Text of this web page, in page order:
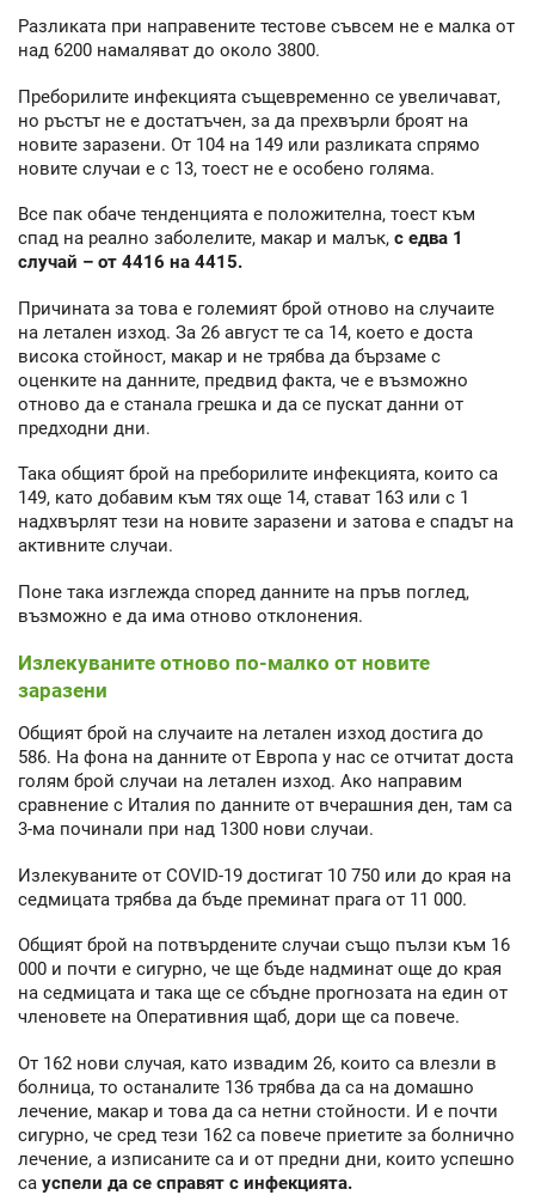
Разликата при направените тестове съвсем не е малка от
над 6200 намаляват до около 3800.
Преборилите инфекцията същевременно се увеличават,
но ръстът не е достатъчен, за да прехвърли броят на
новите заразени. От 104 на 149 или разликата спрямо
новите случаи е с 13, тоест не е особено голяма.
Все пак обаче тенденцията е положителна, тоест към
спад на реално заболелите, макар и малък, с едва 1
случай – от 4416 на 4415.
Причината за това е големият брой отново на случаите
на летален изход. За 26 август те са 14, което е доста
висока стойност, макар и не трябва да бързаме с
оценките на данните, предвид факта, че е възможно
отново да е станала грешка и да се пускат данни от
предходни дни.
Така общият брой на преборилите инфекцията, които са
149, като добавим към тях още 14, стават 163 или с 1
надхвърлят тези на новите заразени и затова е спадът на
активните случаи.
Поне така изглежда според данните на пръв поглед,
възможно е да има отново отклонения.
Излекуваните отново по-малко от новите
заразени
Общият брой на случаите на летален изход достига до
586. На фона на данните от Европа у нас се отчитат доста
голям брой случаи на летален изход. Ако направим
сравнение с Италия по данните от вчерашния ден, там са
3-ма починали при над 1300 нови случаи.
Излекуваните от COVID-19 достигат 10 750 или до края на
седмицата трябва да бъде преминат прага от 11 000.
Общият брой на потвърдените случаи също пълзи към 16
000 и почти е сигурно, че ще бъде надминат още до края
на седмицата и така ще се сбъдне прогнозата на един от
членовете на Оперативния щаб, дори ще са повече.
От 162 нови случая, като извадим 26, които са влезли в
болница, то останалите 136 трябва да са на домашно
лечение, макар и това да са нетни стойности. И е почти
сигурно, че сред тези 162 са повече приетите за болнично
лечение, а изписаните са и от предни дни, които успешно
са успели да се справят с инфекцията.